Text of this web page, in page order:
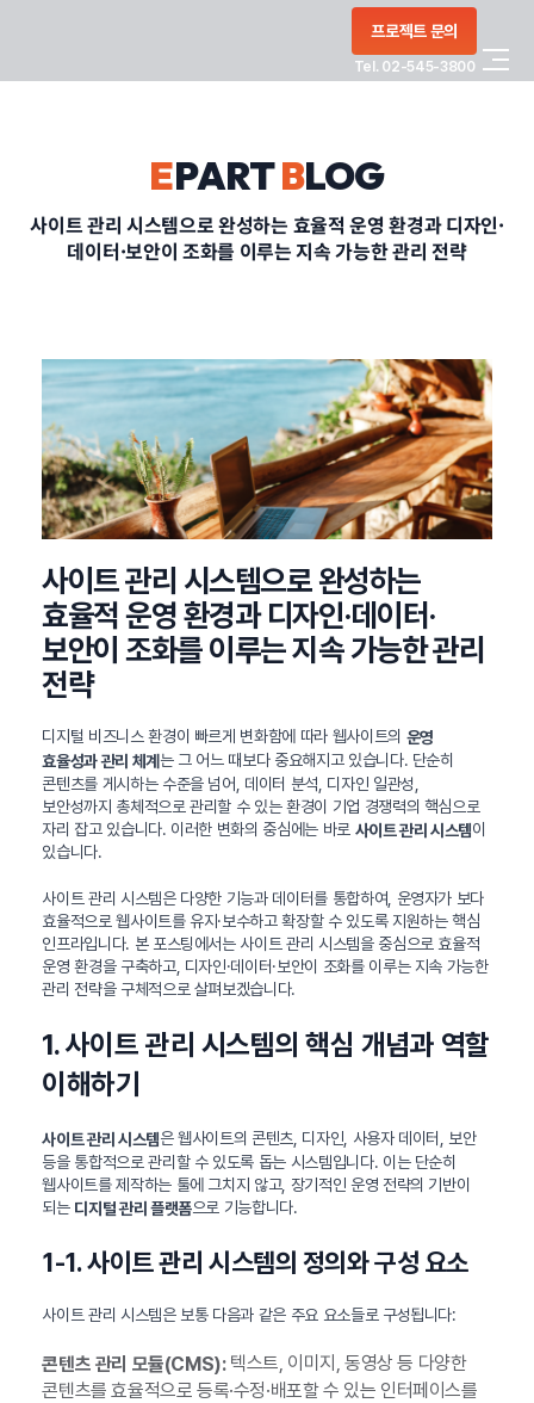
프로젝트 문의
Tel. 02-545-3800
PORTFOLIO
CONTACT
정부지원사업
EPARTBLOG
사이트 관리 시스템으로 완성하는 효율적 운영 환경과 디자인·
데이터·보안이 조화를 이루는 지속 가능한 관리 전략
사이트 관리 시스템으로 완성하는
효율적 운영 환경과 디자인·데이터·
보안이 조화를 이루는 지속 가능한 관리
전략
디지털 비즈니스 환경이 빠르게 변화함에 따라 웹사이트의 운영
효율성과 관리 체계 는 그 어느 때보다 중요해지고 있습니다. 단순히
콘텐츠를 게시하는 수준을 넘어, 데이터 분석, 디자인 일관성,
보안성까지 총체적으로 관리할 수 있는 환경이 기업 경쟁력의 핵심으로
자리 잡고 있습니다. 이러한 변화의 중심에는 바로 사이트 관리 시스템이
있습니다.
사이트 관리 시스템은 다양한 기능과 데이터를 통합하여, 운영자가 보다
효율적으로 웹사이트를 유지·보수하고 확장할 수 있도록 지원하는 핵심
인프라입니다. 본 포스팅에서는 사이트 관리 시스템을 중심으로 효율적
운영 환경을 구축하고, 디자인·데이터·보안이 조화를 이루는 지속 가능한
관리 전략을 구체적으로 살펴보겠습니다.
1. 사이트 관리 시스템의 핵심 개념과 역할
이해하기
사이트 관리 시스템은 웹사이트의 콘텐츠, 디자인, 사용자 데이터, 보안
등을 통합적으로 관리할 수 있도록 돕는 시스템입니다. 이는 단순히
웹사이트를 제작하는 툴에 그치지 않고, 장기적인 운영 전략의 기반이
되는 디지털 관리 플랫폼으로 기능합니다.
1-1. 사이트 관리 시스템의 정의와 구성 요소
사이트 관리 시스템은 보통 다음과 같은 주요 요소들로 구성됩니다:
콘텐츠 관리 모듈(CMS):텍스트, 이미지, 동영상 등 다양한
콘텐츠를 효율적으로 등록·수정·배포할 수 있는 인터페이스를